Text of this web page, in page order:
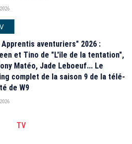
Apprentis aventuriers" 2026 :
et Tino de "L'île de la tentation",
Matéo, Jade Leboeuf... Le
complet de la saison 9 de la télé-
de W9
TV